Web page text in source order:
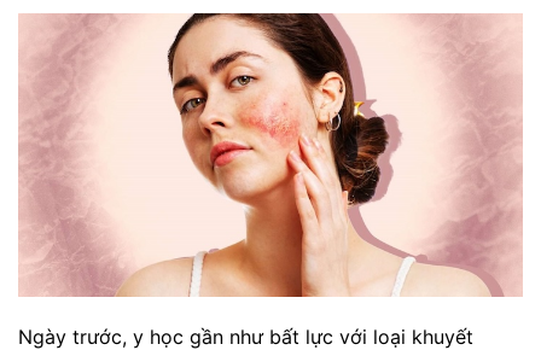
Ngày trước, y học gần như bất lực với loại khuyết